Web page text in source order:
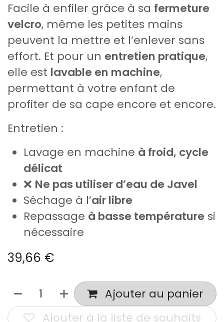
Facile à enfiler grâce à sa fermeture
velcro, même les petites mains
peuvent la mettre et l’enlever sans
effort. Et pour un entretien pratique,
elle est lavable en machine,
permettant à votre enfant de
profiter de sa cape encore et encore.
Entretien :
Lavage en machine à froid, cycle
délicat
❌ Ne pas utiliser d’eau de Javel
Séchage à l’air libre
Repassage à basse température si
nécessaire
39,66 €
Ajouter au panier
Ajouter à la liste de souhaits